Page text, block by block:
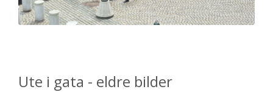
Ute i gata - eldre bilder